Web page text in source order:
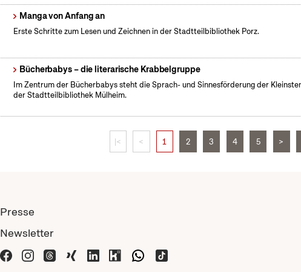
Manga von Anfang an
Erste Schritte zum Lesen und Zeichnen in der Stadtteilbibliothek Porz.
Bücherbabys – die literarische Krabbelgruppe
Im Zentrum der Bücherbabys steht die Sprach- und Sinnesförderung der
der Stadtteilbibliothek Mülheim.
|< < 1 2 3 4 5 >
Presse
Newsletter